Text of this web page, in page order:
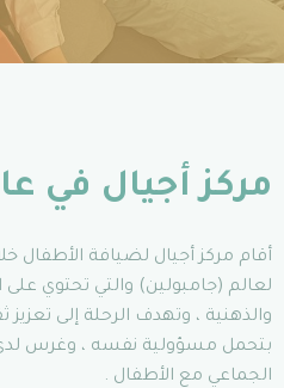
مركز أجيال في
أقام مركز أجيال لضيافة الأطفال
لعالم (جامبولين) والتي تحتوي على
والذهنية ، وتهدف الرحلة إلى
بتحمل مسؤولية نفسه ، وغرس
الجماعي مع الأطفال .